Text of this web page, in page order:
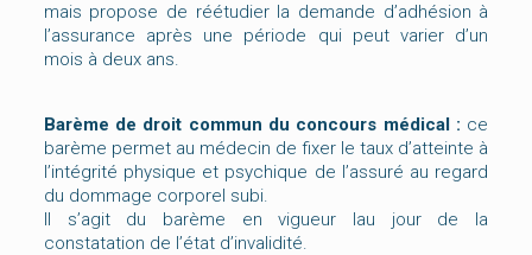
mais propose de réétudier la demande d’adhésion à
l’assurance après une période qui peut varier d’un
mois à deux ans.
Barème de droit commun du concours médical : ce
barème permet au médecin de fixer le taux d’atteinte à
l’intégrité physique et psychique de l’assuré au regard
du dommage corporel subi.
Il s’agit du barème en vigueur lau jour de la
constatation de l’état d’invalidité.